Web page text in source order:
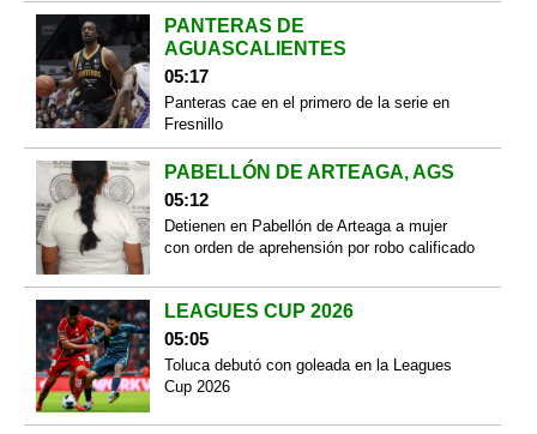
PANTERAS DE
AGUASCALIENTES
05:17
Panteras cae en el primero de la serie en
Fresnillo
PABELLÓN DE ARTEAGA, AGS
05:12
Detienen en Pabellón de Arteaga a mujer
con orden de aprehensión por robo calificado
LEAGUES CUP 2026
05:05
Toluca debutó con goleada en la Leagues
Cup 2026